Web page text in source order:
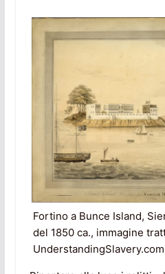
Fortino a Bunce Island,
del 1850 ca., immagine
UnderstandingSlavery.com